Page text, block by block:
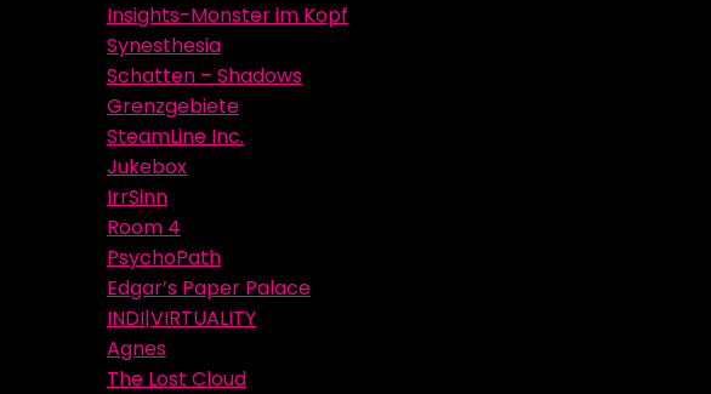
Insights-Monster im Kopf
Synesthesia
Schatten – Shadows
Grenzgebiete
SteamLine Inc.
Jukebox
IrrSinn
Room 4
PsychoPath
Edgar’s Paper Palace
INDI|VIRTUALITY
Agnes
The Lost Cloud